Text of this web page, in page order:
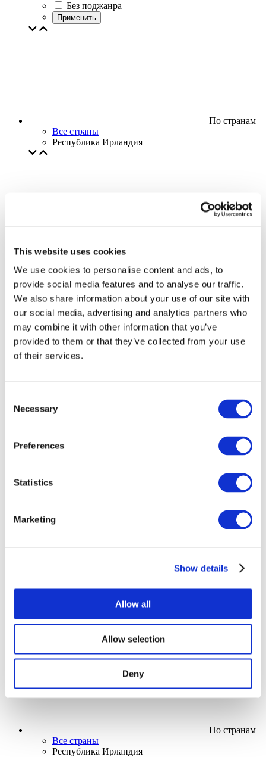
This website uses cookies
We use cookies to personalise content and ads, to
provide social media features and to analyse our traffic.
We also share information about your use of our site with
our social media, advertising and analytics partners who
may combine it with other information that you’ve
provided to them or that they’ve collected from your use
of their services.
Selection
Necessary
Preferences
Statistics
Marketing
Show details
Allow all
Allow selection
Deny
Без поджанра
Применить
По странам
Все страны
Республика Ирландия
Творческий вечер
Наше спецпредложение
Применить
По странам
Все страны
Республика Ирландия